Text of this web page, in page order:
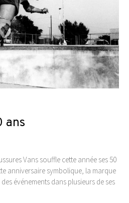
ans
Vans souffle cette année ses 50
anniversaire symbolique, la marque
événements dans plusieurs de ses